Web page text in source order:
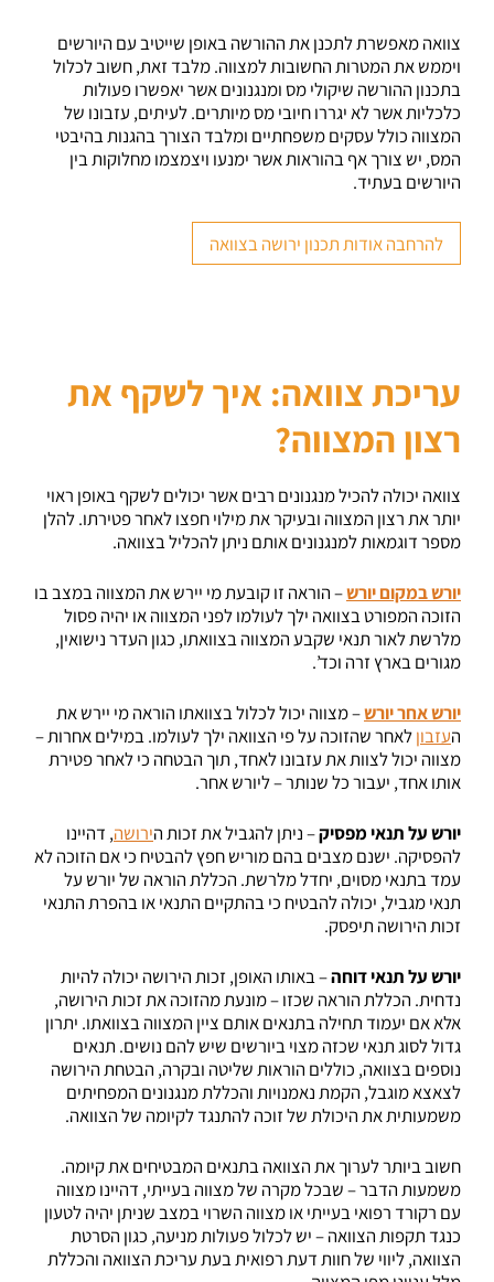
צוואה מאפשרת לתכנן את ההורשה באופן שייטיב עם היורשים
ויממש את המטרות החשובות למצווה. מלבד זאת, חשוב לכלול
בתכנון ההורשה שיקולי מס ומנגנונים אשר יאפשרו פעולות
כלכליות אשר לא יגררו חיובי מס מיותרים. לעיתים, עזבונו של
המצווה כולל עסקים משפחתיים ומלבד הצורך בהגנות בהיבטי
המס, יש צורך אף בהוראות אשר ימנעו ויצמצמו מחלוקות בין
היורשים בעתיד.
להרחבה אודות תכנון ירושה בצוואה
עריכת צוואה: איך לשקף את
רצון המצווה?
צוואה יכולה להכיל מנגנונים רבים אשר יכולים לשקף באופן ראוי
יותר את רצון המצווה ובעיקר את מילוי חפצו לאחר פטירתו. להלן
מספר דוגמאות למנגנונים אותם ניתן להכליל בצוואה.
יורש במקום יורש– הוראה זו קובעת מי יירש את המצווה במצב בו
הזוכה המפורט בצוואה ילך לעולמו לפני המצווה או יהיה פסול
מלרשת לאור תנאי שקבע המצווה בצוואתו, כגון העדר נישואין,
מגורים בארץ זרה וכד’.
יורש אחר יורש– מצווה יכול לכלול בצוואתו הוראה מי יירש את
העזבוןלאחר שהזוכה על פי הצוואה ילך לעולמו. במילים אחרות –
מצווה יכול לצוות את עזבונו לאחד, תוך הבטחה כי לאחר פטירת
אותו אחד, יעבור כל שנותר – ליורש אחר.
יורש על תנאי מפסיק– ניתן להגביל את זכות הירושה, דהיינו
להפסיקה. ישנם מצבים בהם מוריש חפץ להבטיח כי אם הזוכה לא
עמד בתנאי מסוים, יחדל מלרשת. הכללת הוראה של יורש על
תנאי מגביל, יכולה להבטיח כי בהתקיים התנאי או בהפרת התנאי
זכות הירושה תיפסק.
יורש על תנאי דוחה– באותו האופן, זכות הירושה יכולה להיות
נדחית. הכללת הוראה שכזו – מונעת מהזוכה את זכות הירושה,
אלא אם יעמוד תחילה בתנאים אותם ציין המצווה בצוואתו. יתרון
גדול לסוג תנאי שכזה מצוי ביורשים שיש להם נושים. תנאים
נוספים בצוואה, כוללים הוראות שליטה ובקרה, הבטחת הירושה
לצאצא מוגבל, הקמת נאמנויות והכללת מנגנונים המפחיתים
משמעותית את היכולת של זוכה להתנגד לקיומה של הצוואה.
חשוב ביותר לערוך את הצוואה בתנאים המבטיחים את קיומה.
משמעות הדבר – שבכל מקרה של מצווה בעייתי, דהיינו מצווה
עם רקורד רפואי בעייתי או מצווה השרוי במצב שניתן יהיה לטעון
כנגד תקפות הצוואה – יש לכלול פעולות מניעה, כגון הסרטת
הצוואה, ליווי של חוות דעת רפואית בעת עריכת הצוואה והכללת